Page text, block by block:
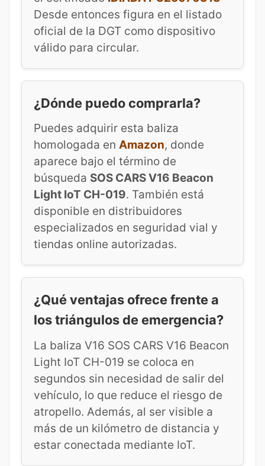
Desde entonces figura en el listado
oficial de la DGT como dispositivo
válido para circular.
¿Dónde puedo comprarla?
Puedes adquirir esta baliza
homologada en Amazon, donde
aparece bajo el término de
búsqueda SOS CARS V16 Beacon
Light IoT CH-019. También está
disponible en distribuidores
especializados en seguridad vial y
tiendas online autorizadas.
¿Qué ventajas ofrece frente a
los triángulos de emergencia?
La baliza V16 SOS CARS V16 Beacon
Light IoT CH-019 se coloca en
segundos sin necesidad de salir del
vehículo, lo que reduce el riesgo de
atropello. Además, al ser visible a
más de un kilómetro de distancia y
estar conectada mediante IoT.